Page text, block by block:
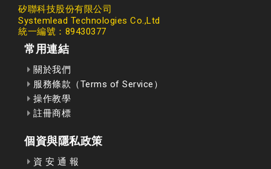
矽聯科技股份有限公司
Systemlead Technologies Co.,Ltd
統一編號：89430377
常用連結
關於我們
服務條款（Terms of Service）
操作教學
註冊商標
個資與隱私政策
資 安 通 報